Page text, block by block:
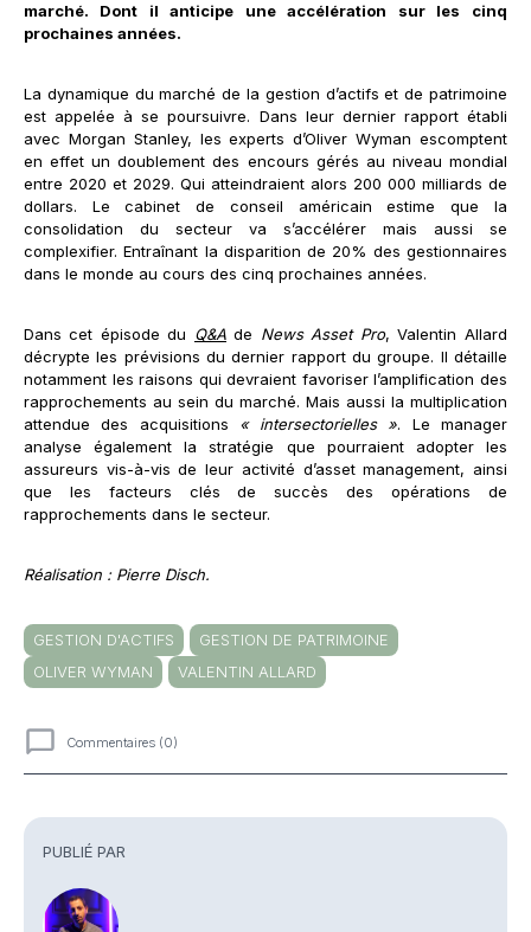
PUBLIÉ PAR
marché. Dont il anticipe une accélération sur les cinq
prochaines années.
La dynamique du marché de la gestion d’actifs et de patrimoine
est appelée à se poursuivre. Dans leur dernier rapport établi
avec Morgan Stanley, les experts d’Oliver Wyman escomptent
en effet un doublement des encours gérés au niveau mondial
entre 2020 et 2029. Qui atteindraient alors 200 000 milliards de
dollars. Le cabinet de conseil américain estime que la
consolidation du secteur va s’accélérer mais aussi se
complexifier. Entraînant la disparition de 20% des gestionnaires
dans le monde au cours des cinq prochaines années.
Dans cet épisode du Q&Ade News Asset Pro, Valentin Allard
décrypte les prévisions du dernier rapport du groupe. Il détaille
notamment les raisons qui devraient favoriser l’amplification des
rapprochements au sein du marché. Mais aussi la multiplication
attendue des acquisitions « intersectorielles ». Le manager
analyse également la stratégie que pourraient adopter les
assureurs vis-à-vis de leur activité d’asset management, ainsi
que les facteurs clés de succès des opérations de
rapprochements dans le secteur.
Réalisation : Pierre Disch.
GESTION D'ACTIFS
GESTION DE PATRIMOINE
OLIVER WYMAN
VALENTIN ALLARD
Commentaires (0)